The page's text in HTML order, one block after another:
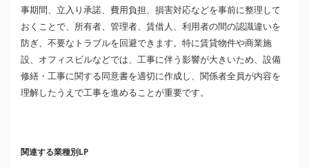
事期間、立入り承諾、費用負担、損害対応などを事前に整理して
おくことで、所有者、管理者、賃借人、利用者の間の認識違いを
防ぎ、不要なトラブルを回避できます。特に賃貸物件や商業施
設、オフィスビルなどでは、工事に伴う影響が大きいため、設備
修繕・工事に関する同意書を適切に作成し、関係者全員が内容を
理解したうえで工事を進めることが重要です。
関連する業種別LP